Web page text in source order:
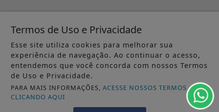
Não possui uma conta?
Você pode ler matérias exclusivas, anunciar
classificados e muito mais!
CRIAR MINHA CONTA
Termos de Uso e Privacidade
Esse site utiliza cookies para melhorar sua
experiência de navegação. Ao continuar o acesso,
entendemos que você concorda com nossos Termos
de Uso e Privacidade.
PARA MAIS INFORMAÇÕES,ACESSE NOSSOS TERMOS
CLICANDO AQUI